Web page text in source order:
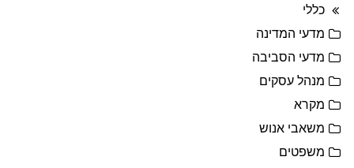
כללי
מדעי המדינה
מדעי הסביבה
מנהל עסקים
מקרא
משאבי אנוש
משפטים